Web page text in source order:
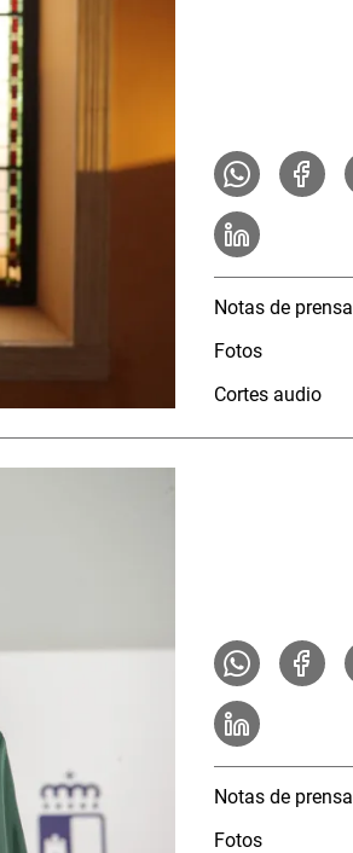
Notas de prensa
Fotos
Cortes audio
Notas de prensa
Fotos